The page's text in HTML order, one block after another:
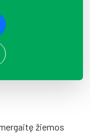
žiemos